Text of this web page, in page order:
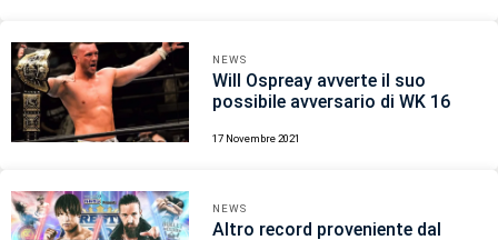
NEWS
Will Ospreay avverte il suo
possibile avversario di WK 16
17 Novembre 2021
NEWS
Altro record proveniente dal